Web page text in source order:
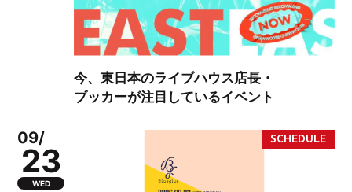
今、東日本のライブハウス店長・
ブッカーが注目しているイベント
09/
23
WED